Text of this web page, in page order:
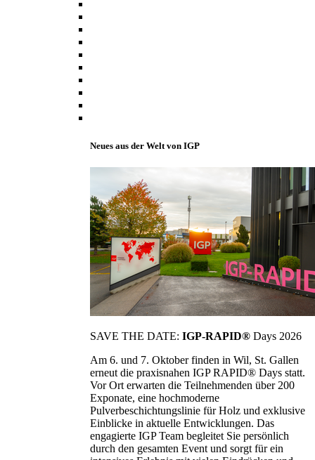
Neues aus der Welt von IGP
SAVE THE DATE: IGP-RAPID® Days 2026
Am 6. und 7. Oktober finden in Wil, St. Gallen
erneut die praxisnahen IGP RAPID® Days statt.
Vor Ort erwarten die Teilnehmenden über 200
Exponate, eine hochmoderne
Pulverbeschichtungslinie für Holz und exklusive
Einblicke in aktuelle Entwicklungen. Das
engagierte IGP Team begleitet Sie persönlich
durch den gesamten Event und sorgt für ein